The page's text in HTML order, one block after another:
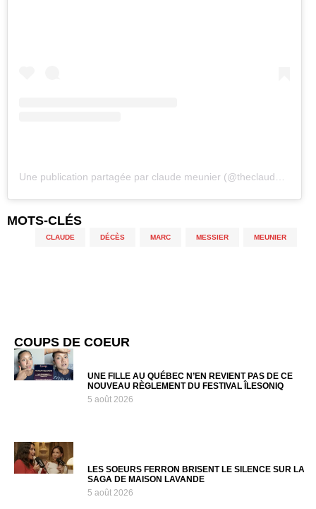
Une publication partagée par claude meunier (@theclaudemeunier)
MOTS-CLÉS
CLAUDE DÉCÈS MARC MESSIER MEUNIER
COUPS DE COEUR
UNE FILLE AU QUÉBEC N’EN REVIENT PAS DE CE
NOUVEAU RÈGLEMENT DU FESTIVAL ÎLESONIQ
5 août 2026
LES SOEURS FERRON BRISENT LE SILENCE SUR LA
SAGA DE MAISON LAVANDE
5 août 2026